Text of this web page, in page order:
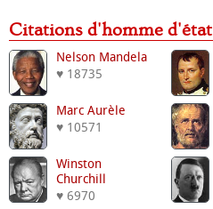
Citations d'homme d'état
Nelson Mandela
♥ 18735
Marc Aurèle
♥ 10571
Winston
Churchill
♥ 6970